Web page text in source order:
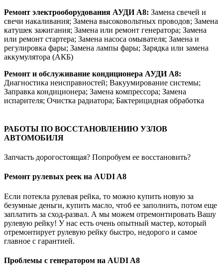
Ремонт электрооборудования АУДИ А8: Замена свечей и
свечи накаливания; Замена высоковольтных проводов; Замена
катушек зажигания; Замена или ремонт генератора; Замена
или ремонт стартера; Замена насоса омывателя; Замена и
регулировка фары; Замена лампы фары; Зарядка или замена
аккумулятора (АКБ)
Ремонт и обслуживание кондиционера АУДИ А8:
Диагностика неисправностей; Вакуумирование системы;
Заправка кондиционера; Замена компрессора; Замена
испарителя; Очистка радиатора; Бактерицидная обработка
РАБОТЫ ПО ВОССТАНОВЛЕНИЮ УЗЛОВ
АВТОМОБИЛЯ
Запчасть дорогостоящая? Попробуем ее восстановить?
Ремонт рулевых реек на AUDI A8
Если потекла рулевая рейка, то можно купить новую за
безумные деньги, купить масло, чтоб ее заполнить, потом еще
заплатить за сход-развал. А мы можем отремонтировать Вашу
рулевую рейку! У нас есть очень опытный мастер, который
отремонтирует рулевую рейку быстро, недорого и самое
главное с гарантией.
Проблемы с генератором на AUDI A8